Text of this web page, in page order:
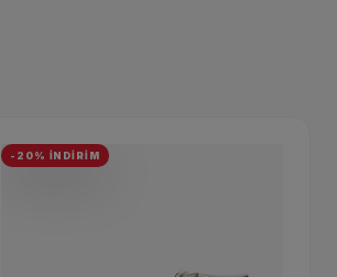
-20% İNDİRİM